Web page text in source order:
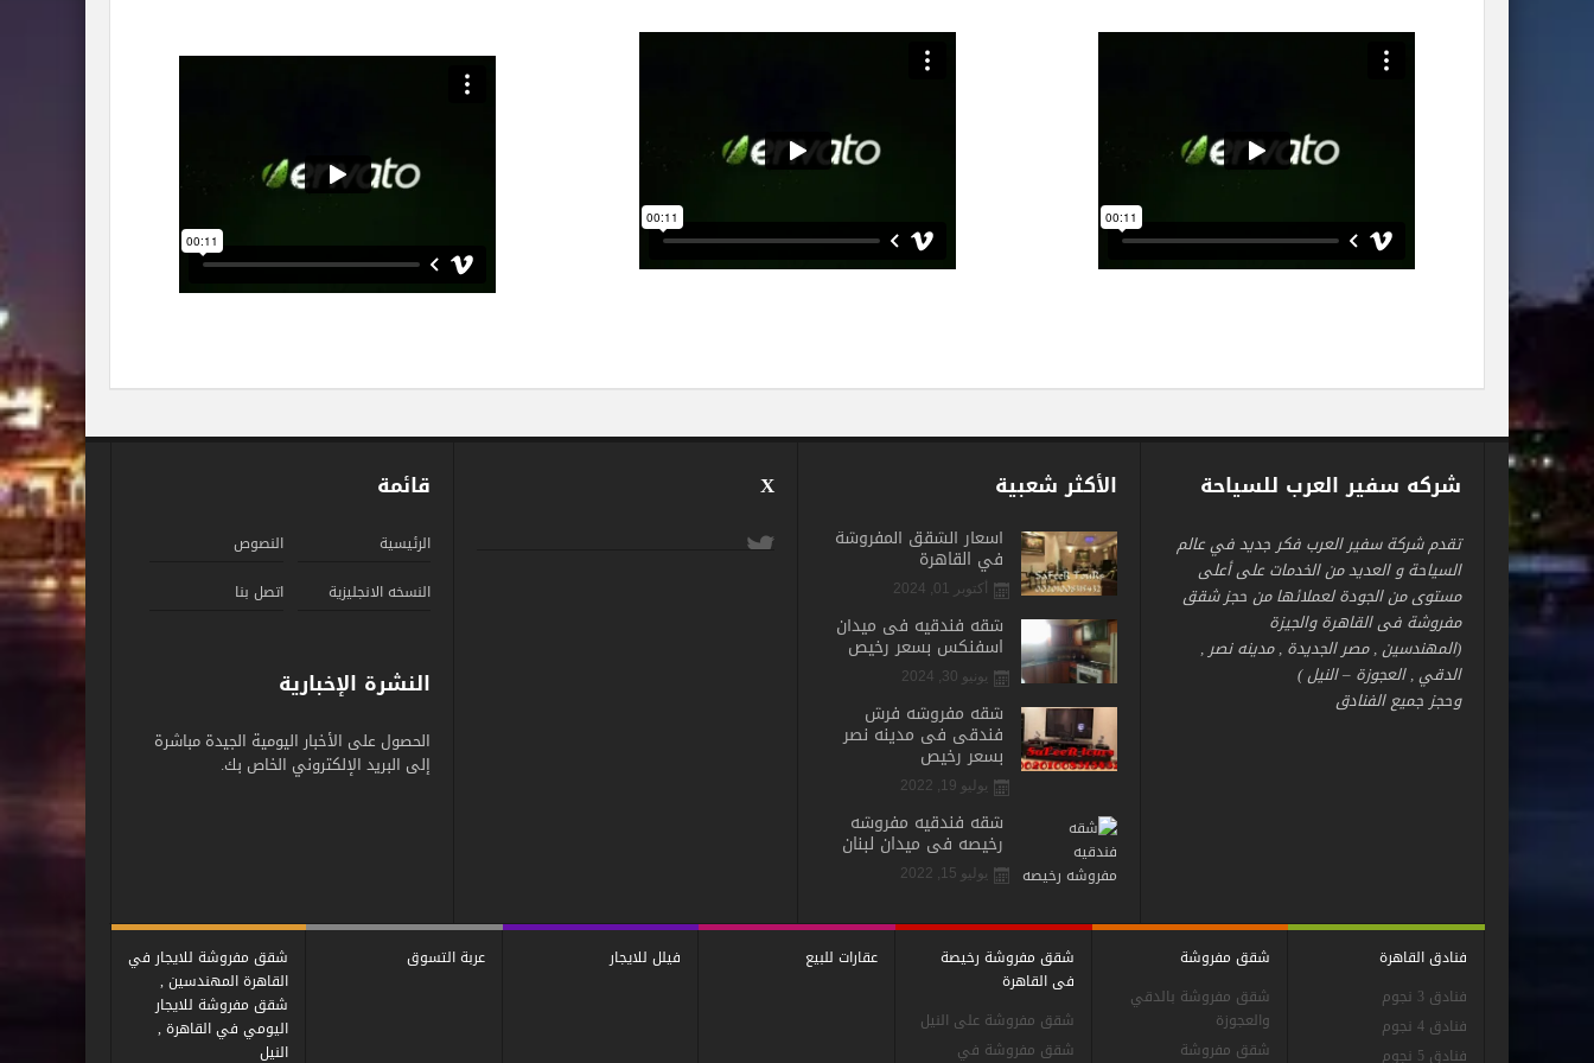
شركه سفير العرب للسياحة
تقدم شركة سفير العرب فكر جديد في عالم
السياحة و العديد من الخدمات على أعلى
مستوى من الجودة لعملائها من حجز شقق
مفروشة فى القاهرة والجيزة
(المهندسين , مصر الجديدة , مدينه نصر ,
الدقي , العجوزة – النيل )
وحجز جميع الفنادق
الأكثر شعبية
اسعار الشقق المفروشة
في القاهرة
أكتوبر 01, 2024
شقه فندقيه فى ميدان
اسفنكس بسعر رخيص
يونيو 30, 2024
شقه مفروشه فرش
فندقى فى مدينه نصر
بسعر رخيص
يوليو 19, 2022
شقه فندقيه مفروشه
رخيصه فى ميدان لبنان
يوليو 15, 2022
X قائمة
الرئيسية
النصوص
النسخه الانجليزية
اتصل بنا
النشرة الإخبارية
الحصول على الأخبار اليومية الجيدة مباشرة
إلى البريد الإلكتروني الخاص بك.
فنادق القاهرة
فنادق 3 نجوم
فنادق 4 نجوم
فنادق 5 نجوم
شقق مفروشة
شقق مفروشة بالدقي
والعجوزة
شقق مفروشة
شقق مفروشة رخيصة
فى القاهرة
شقق مفروشة على النيل
شقق مفروشة في
عقارات للبيع فيلل للايجار عربة التسوق
شقق مفروشة للايجار في
القاهرة المهندسين ,
شقق مفروشة للايجار
اليومي في القاهرة ,
النيل